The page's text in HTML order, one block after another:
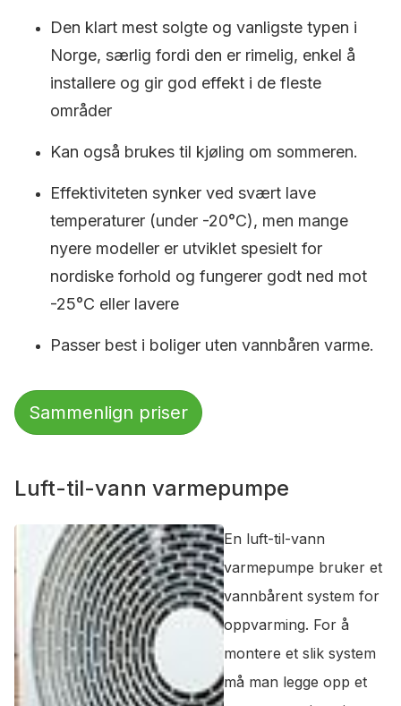
Den klart mest solgte og vanligste typen i
Norge, særlig fordi den er rimelig, enkel å
installere og gir god effekt i de fleste
områder
Kan også brukes til kjøling om sommeren.
Effektiviteten synker ved svært lave
temperaturer (under -20°C), men mange
nyere modeller er utviklet spesielt for
nordiske forhold og fungerer godt ned mot
-25°C eller lavere
Passer best i boliger uten vannbåren varme.
Sammenlign priser
Luft-til-vann varmepumpe
En luft-til-vann
varmepumpe bruker et
vannbårent system for
oppvarming. For å
montere et slik system
må man legge opp et